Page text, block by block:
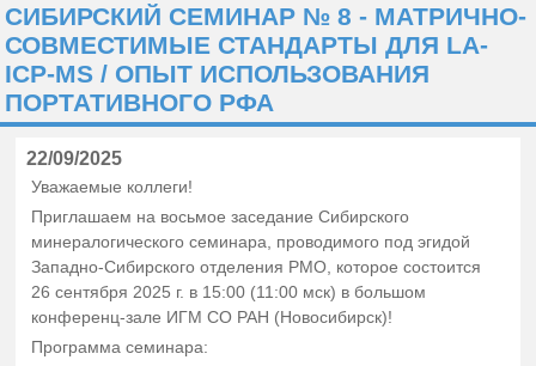
СИБИРСКИЙ СЕМИНАР № 8 - МАТРИЧНО-
СОВМЕСТИМЫЕ СТАНДАРТЫ ДЛЯ LA-
ICP-MS / ОПЫТ ИСПОЛЬЗОВАНИЯ
ПОРТАТИВНОГО РФА
22/09/2025
Уважаемые коллеги!
Приглашаем на восьмое заседание Сибирского
минералогического семинара, проводимого под эгидой
Западно-Сибирского отделения РМО, которое состоится
26 сентября 2025 г. в 15:00 (11:00 мск) в большом
конференц-зале ИГМ СО РАН (Новосибирск)!
Программа семинара: